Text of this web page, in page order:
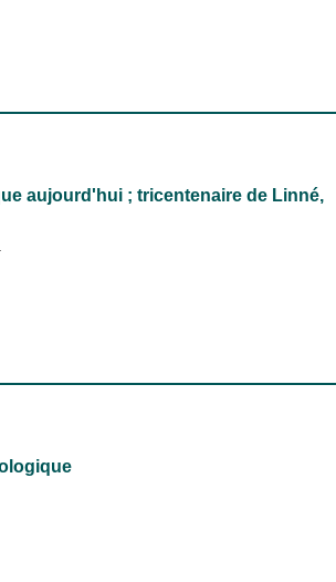
aujourd'hui ; tricentenaire de Linné,